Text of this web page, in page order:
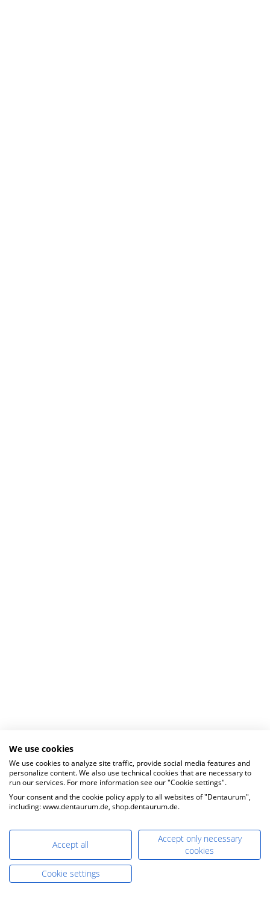
We use cookies
We use cookies to analyze site traffic, provide social media features and
personalize content. We also use technical cookies that are necessary to
run our services. For more information see our "Cookie settings".
Your consent and the cookie policy apply to all websites of "Dentaurum",
including: www.dentaurum.de, shop.dentaurum.de.
Accept all
Accept only necessary
cookies
Cookie settings